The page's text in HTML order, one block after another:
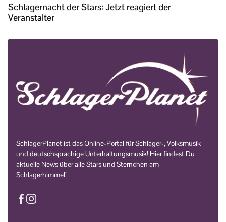
Schlagernacht der Stars: Jetzt reagiert der
Veranstalter
SchlagerPlanet ist das Online-Portal für Schlager-, Volksmusik
und deutschsprachige Unterhaltungsmusik! Hier findest Du
aktuelle News über alle Stars und Sternchen am
Schlagerhimmel!